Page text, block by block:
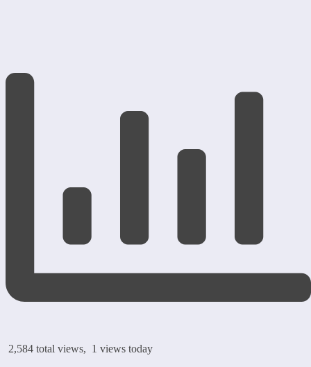
2,584 total views, 1 views today